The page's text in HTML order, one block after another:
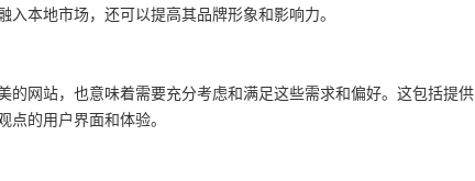
本地市场，还可以提高其品牌形象和影响力。
网站，也意味着需要充分考虑和满足这些需求和偏好。这包括提供
的用户界面和体验。